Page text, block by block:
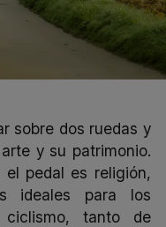
sobre dos ruedas y
y su patrimonio.
el pedal es religión,
ideales para los
tanto de